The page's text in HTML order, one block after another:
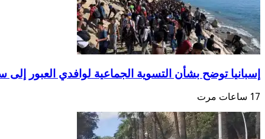
إسبانيا توضح بشأن التسوية الجماعية لوافدي العبور إلى
17 ساعات مرت